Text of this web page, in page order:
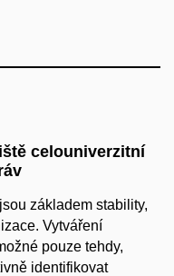
celouniverzitní
základem stability,
Vytváření
pouze tehdy,
identifikovat